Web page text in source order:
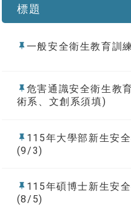
標題
一般安全衛生教育訓
危害通識安全衛生教
術系、文創系須填)
115年大學部新生安
(9/3)
115年碩博士新生安
(8/5)